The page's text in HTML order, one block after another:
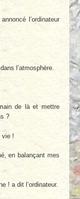
l’ordinateur
l’atmosphère.
de là et mettre
?
vie !
en balançant mes
! a dit l’ordinateur.